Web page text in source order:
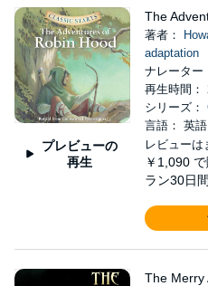
プレビューの
再生
The
著者：
adaptation
ナレーター
再生時間：
シリーズ：
言語： 英語
レビューは
￥1,090
ラン30日
The Merry